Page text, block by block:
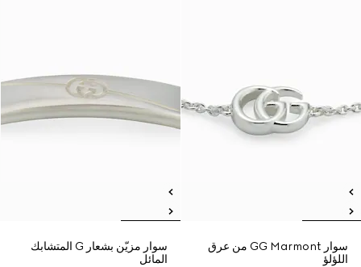
سوار GG Marmont من عرق
اللؤلؤ
سوار مزيّن بشعار G المتشابك
المائل